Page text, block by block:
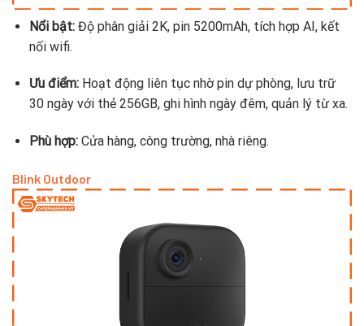
Nổi bật:Độ phân giải 2K, pin 5200mAh, tích hợp AI, kết
nối wifi.
Ưu điểm:Hoạt động liên tục nhờ pin dự phòng, lưu trữ
30 ngày với thẻ 256GB, ghi hình ngày đêm, quản lý từ xa.
Phù hợp:Cửa hàng, công trường, nhà riêng.
Blink Outdoor